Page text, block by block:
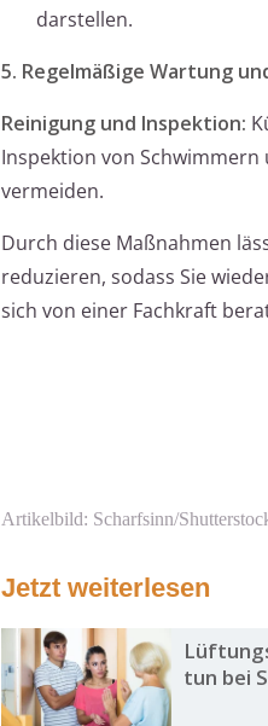
darstellen.
5. Regelmäßige Wartung
Reinigung und Inspektion:
Inspektion von
vermeiden.
Durch diese Maßnahmen
reduzieren, sodass Sie
sich von einer Fachkraft
Artikelbild: Scharfsinn/
Jetzt weiterlesen
tun bei